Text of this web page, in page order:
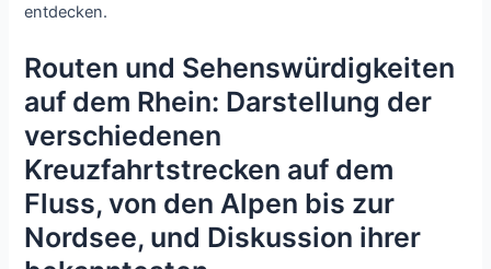
entdecken.
Routen und Sehenswürdigkeiten
auf dem Rhein: Darstellung der
verschiedenen
Kreuzfahrtstrecken auf dem
Fluss, von den Alpen bis zur
Nordsee, und Diskussion ihrer